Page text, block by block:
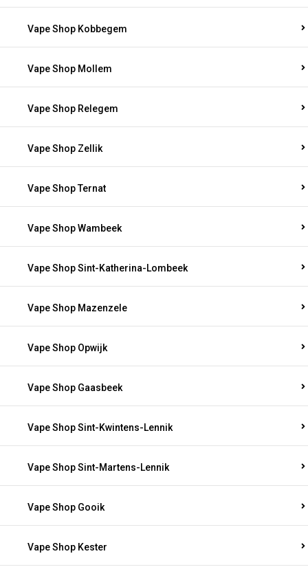
Vape Shop Kobbegem
Vape Shop Mollem
Vape Shop Relegem
Vape Shop Zellik
Vape Shop Ternat
Vape Shop Wambeek
Vape Shop Sint-Katherina-Lombeek
Vape Shop Mazenzele
Vape Shop Opwijk
Vape Shop Gaasbeek
Vape Shop Sint-Kwintens-Lennik
Vape Shop Sint-Martens-Lennik
Vape Shop Gooik
Vape Shop Kester